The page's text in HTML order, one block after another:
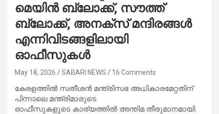
മെയിൻ ബ്ലോക്ക്, സൗത്ത്
ബ്ലോക്ക്, അനക്സ് മന്ദിരങ്ങൾ
എന്നിവിടങ്ങളിലായി
ഓഫീസുകൾ
May 18, 2026 SABARI NEWS 16 Comments
കേരളത്തിൽ സതീശൻ മന്ത്രിസഭ അധികാരമേറ്റതിന്
പിന്നാലെ മന്ത്രിമാരുടെ
ഓഫീസുകളുടെ കാര്യത്തിൽ അന്തിമ തീരുമാനമായി.